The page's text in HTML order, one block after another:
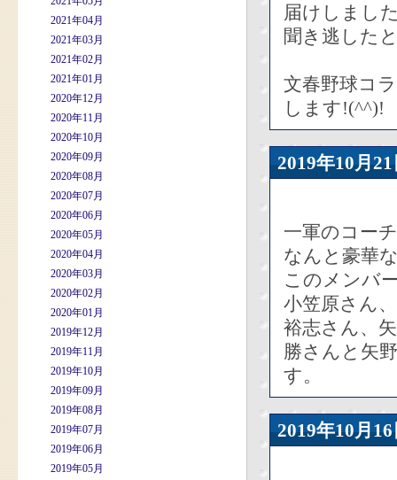
2021年04月
2021年03月
2021年02月
2021年01月
2020年12月
2020年11月
2020年10月
2020年09月
2020年08月
2020年07月
2020年06月
2020年05月
2020年04月
2020年03月
2020年02月
2020年01月
2019年12月
2019年11月
2019年10月
2019年09月
2019年08月
2019年07月
2019年06月
2019年05月
届けしまし
聞き逃した
文春野球コ
します!(^^)!
2019年10
一軍のコー
なんと豪華
このメンバ
小笠原さん
裕志さん、
勝さんと矢
す。
2019年10